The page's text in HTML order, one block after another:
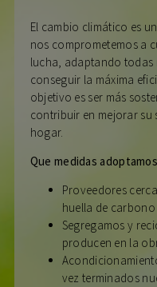
El cambio climático es
nos comprometemos a
lucha, adaptando todas
conseguir la máxima
objetivo es ser más
contribuir en mejorar su
hogar.
Que medidas
Proveedores
huella de
Segregamos y
producen en la
vez terminados